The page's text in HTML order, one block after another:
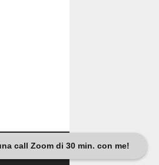
call Zoom di 30 min. con me!